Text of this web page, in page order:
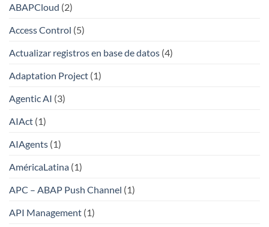
ABAPCloud (2)
Access Control (5)
Actualizar registros en base de datos (4)
Adaptation Project (1)
Agentic AI (3)
AIAct (1)
AIAgents (1)
AméricaLatina (1)
APC – ABAP Push Channel (1)
API Management (1)